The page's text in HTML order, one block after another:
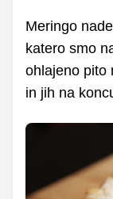
Meringo
katero smo
ohlajeno pito
in jih na